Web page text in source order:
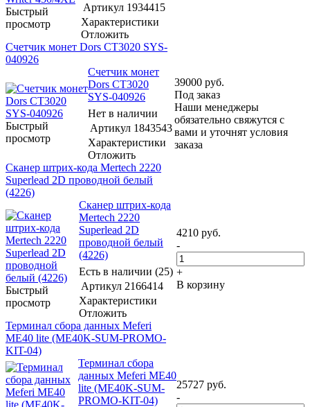
Быстрый
просмотр
Артикул 1934415
Характеристики
Отложить
Счетчик монет Dors CT3020 SYS-
040926
Быстрый
просмотр
Счетчик монет
Dors CT3020
SYS-040926
Нет в наличии
Артикул 1843543
Характеристики
Отложить
39000 руб.
Под заказ
Наши менеджеры
обязательно свяжутся с
вами и уточнят условия
заказа
Сканер штрих-кода Mertech 2220
Superlead 2D проводной белый
(4226)
Быстрый
просмотр
Сканер штрих-кода
Mertech 2220
Superlead 2D
проводной белый
(4226)
Есть в наличии (25)
Артикул 2166414
Характеристики
Отложить
4210 руб.
-
+
В корзину
Терминал сбора данных Meferi
ME40 lite (ME40K-SUM-PROMO-
KIT-04)
Терминал сбора
данных Meferi ME40
lite (ME40K-SUM-
PROMO-KIT-04)
25727 руб.
-